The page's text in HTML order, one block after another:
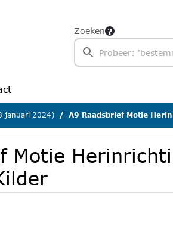
Zoeken
januari 2024) A9 Raadsbrief Motie
Motie